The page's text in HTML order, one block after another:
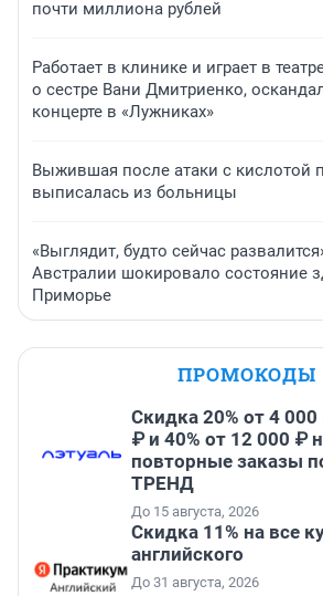
почти миллиона рублей
Работает в клинике и играет в
о сестре Вани Дмитриенко,
концерте в «Лужниках»
Выжившая после атаки с кислотой
выписалась из больницы
«Выглядит, будто сейчас
Австралии шокировало состояние
Приморье
ПРОМОКОДЫ
Скидка 20% от 4 000
₽ и 40% от 12 000 ₽
повторные заказы
ТРЕНД
До 15 августа, 2026
Скидка 11% на все
английского
До 31 августа, 2026